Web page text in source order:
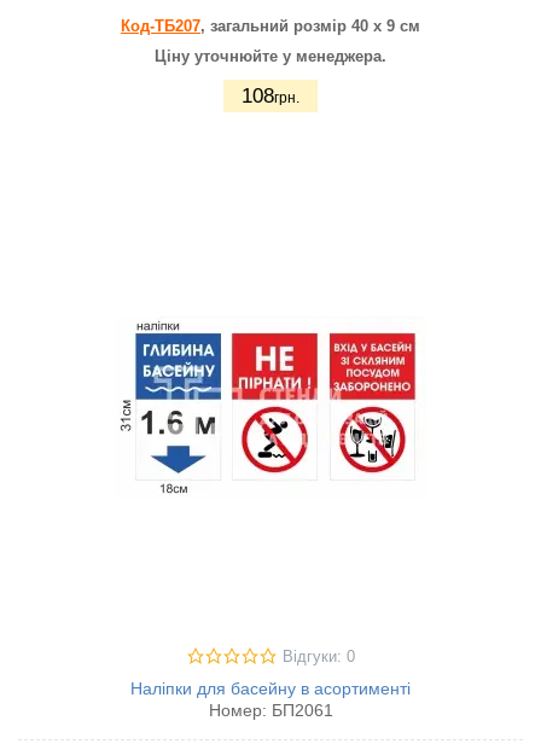
Код-ТБ207, загальний розмір 40 х 9 см
Ціну уточнюйте у менеджера.
108грн.
Відгуки: 0
Наліпки для басейну в асортименті
Номер: БП2061